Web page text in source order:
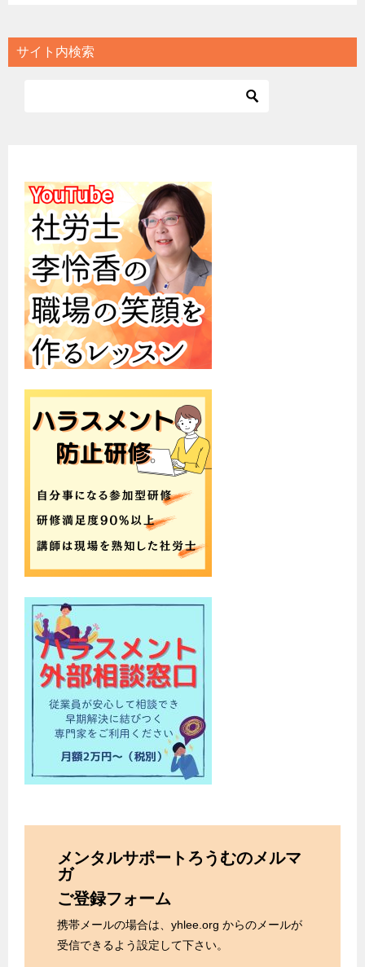
サイト内検索
メンタルサポートろうむのメルマ
ガ
ご登録フォーム
携帯メールの場合は、yhlee.org からのメールが
受信できるよう設定して下さい。